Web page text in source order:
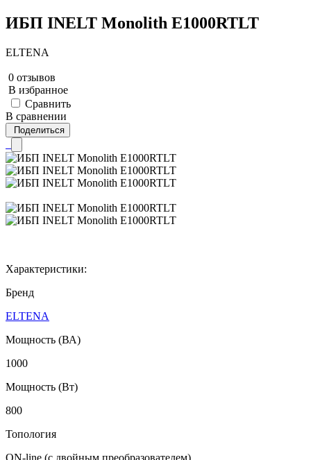
ИБП INELT Monolith E1000RTLT
ELTENA
0 отзывов
В избранное
Сравнить
В сравнении
Поделиться
Характеристики:
Бренд
ELTENA
Мощность (ВА)
1000
Мощность (Вт)
800
Топология
ON-line (с двойным преобразователем)